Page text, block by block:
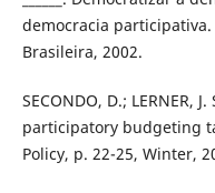
democracia participativa.
Brasileira, 2002.
SECONDO, D.; LERNER,
participatory budgeting
Policy, p. 22-25, Winter,